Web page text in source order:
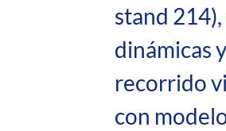
stand
dinámicas
recorrido
con